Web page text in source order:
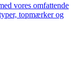
vores omfattende
topmærker og